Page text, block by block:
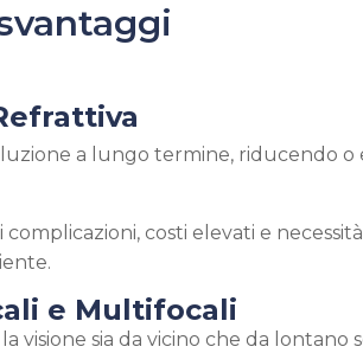
a lungo termine, riducendo o
complicazioni, costi elevati e
e Multifocali
visione sia da vicino che da lontano